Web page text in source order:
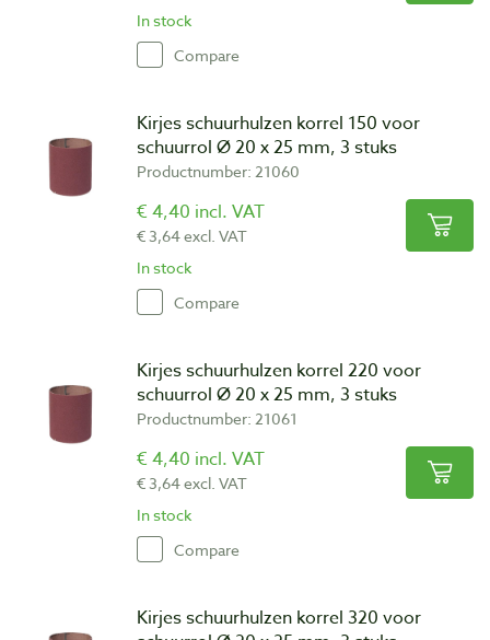
In stock
Compare
Kirjes schuurhulzen korrel 150 voor
schuurrol Ø 20 x 25 mm, 3 stuks
Productnumber: 21060
€ 4,40 incl. VAT
€ 3,64 excl. VAT
In stock
Compare
Kirjes schuurhulzen korrel 220 voor
schuurrol Ø 20 x 25 mm, 3 stuks
Productnumber: 21061
€ 4,40 incl. VAT
€ 3,64 excl. VAT
In stock
Compare
Kirjes schuurhulzen korrel 320 voor